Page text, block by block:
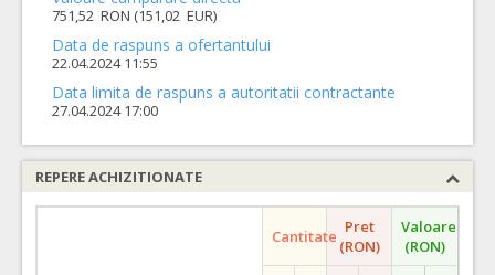
751,52 RON (151,02 EUR)
Data de raspuns a ofertantului
22.04.2024 11:55
Data limita de raspuns a autoritatii contractante
27.04.2024 17:00
REPERE ACHIZITIONATE
Cantitate Pret
(RON)
Valoare
(RON)